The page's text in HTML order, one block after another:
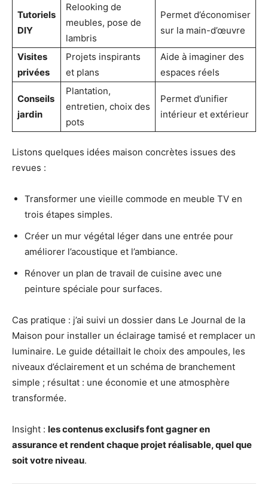
Tutoriels
DIY
Relooking de
meubles, pose de
lambris
Permet d’économiser
sur la main-d’œuvre
Visites
privées
Projets inspirants
et plans
Aide à imaginer des
espaces réels
Conseils
jardin
Plantation,
entretien, choix des
pots
Permet d’unifier
intérieur et extérieur
Listons quelques idées maison concrètes issues des
revues :
Transformer une vieille commode en meuble TV en
trois étapes simples.
Créer un mur végétal léger dans une entrée pour
améliorer l’acoustique et l’ambiance.
Rénover un plan de travail de cuisine avec une
peinture spéciale pour surfaces.
Cas pratique : j’ai suivi un dossier dans Le Journal de la
Maison pour installer un éclairage tamisé et remplacer un
luminaire. Le guide détaillait le choix des ampoules, les
niveaux d’éclairement et un schéma de branchement
simple ; résultat : une économie et une atmosphère
transformée.
Insight : les contenus exclusifs font gagner en
assurance et rendent chaque projet réalisable, quel que
soit votre niveau.